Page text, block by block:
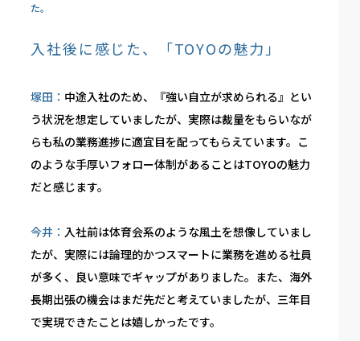
た。
入社後に感じた、「TOYOの魅力」
塚田： 中途入社のため、『強い自立が求められる』とい
う状況を想定していましたが、実際は裁量をもらいなが
らも私の業務進捗に適宜目を配ってもらえています。こ
のような手厚いフォロー体制があることはTOYOの魅力
だと感じます。
今井：入社前は体育会系のような風土を想像していまし
たが、実際には論理的かつスマートに業務を進める社員
が多く、良い意味でギャップがありました。また、海外
長期出張の機会はまだ先だと考えていましたが、三年目
で実現できたことは嬉しかったです。